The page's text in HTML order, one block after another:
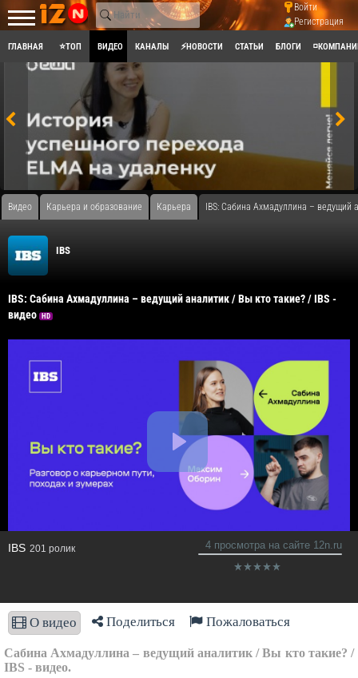
Войти
Регистрация
ГЛАВНАЯ ⭐ТОП ВИДЕО КАНАЛЫ ⚡НОВОСТИ СТАТЬИ БЛОГИ
Видео Карьера и образование Карьера IBS: Сабина Ахмадуллина – ведущий
IBS
IBS: Сабина Ахмадуллина – ведущий аналитик / Вы кто такие? / IBS -
видео
HD
IBS 201 ролик 4 просмотра на сайте 12n.ru
О видео Поделиться Пожаловаться
Сабина Ахмадуллина – ведущий аналитик / Вы кто такие? /
IBS - видео.